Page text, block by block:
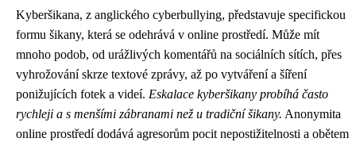
Kyberšikana, z anglického cyberbullying, představuje specifickou
formu šikany, která se odehrává v online prostředí. Může mít
mnoho podob, od urážlivých komentářů na sociálních sítích, přes
vyhrožování skrze textové zprávy, až po vytváření a šíření
ponižujících fotek a videí. Eskalace kyberšikany probíhá často
rychleji a s menšími zábranami než u tradiční šikany. Anonymita
online prostředí dodává agresorům pocit nepostižitelnosti a obětem